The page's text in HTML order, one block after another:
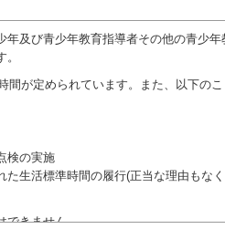
年及び青少年教育指導者その他の青少
間が定められています。また、以下の
検の実施
た生活標準時間の履行(正当な理由も
できません。